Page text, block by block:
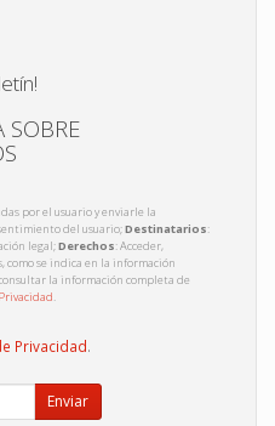
SOBRE
por el usuario y enviarle la
del usuario;Destinatarios:
legal;Derechos: Acceder,
como se indica en la información
la información completa de
.
Privacidad.
Enviar